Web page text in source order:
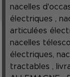
nacelles
électriques ,
articulées
nacelles
électriques,
tractables ,